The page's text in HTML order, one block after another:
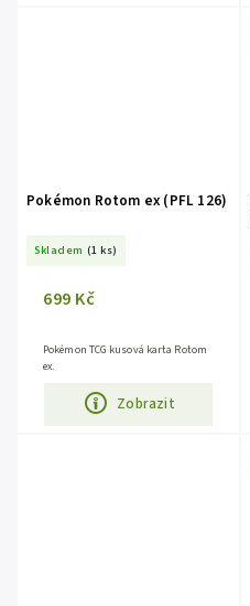
Pokémon Rotom ex (PFL 126)
Skladem (1 ks)
699 Kč
Zobrazit
Pokémon TCG kusová karta Rotom
ex.